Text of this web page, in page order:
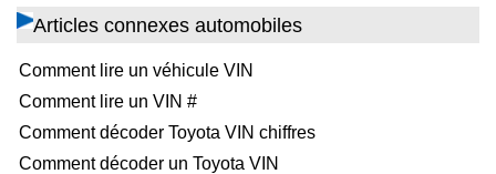
Articles connexes automobiles
Comment lire un véhicule VIN
Comment lire un VIN #
Comment décoder Toyota VIN chiffres
Comment décoder un Toyota VIN